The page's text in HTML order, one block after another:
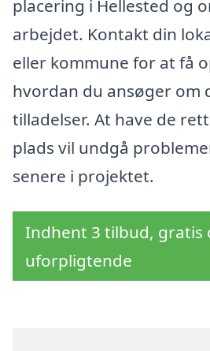
placering i Hellested og
arbejdet. Kontakt din
eller kommune for at få
hvordan du ansøger om
tilladelser. At have de
plads vil undgå
senere i projektet.
Indhent 3 tilbud, gratis
uforpligtende